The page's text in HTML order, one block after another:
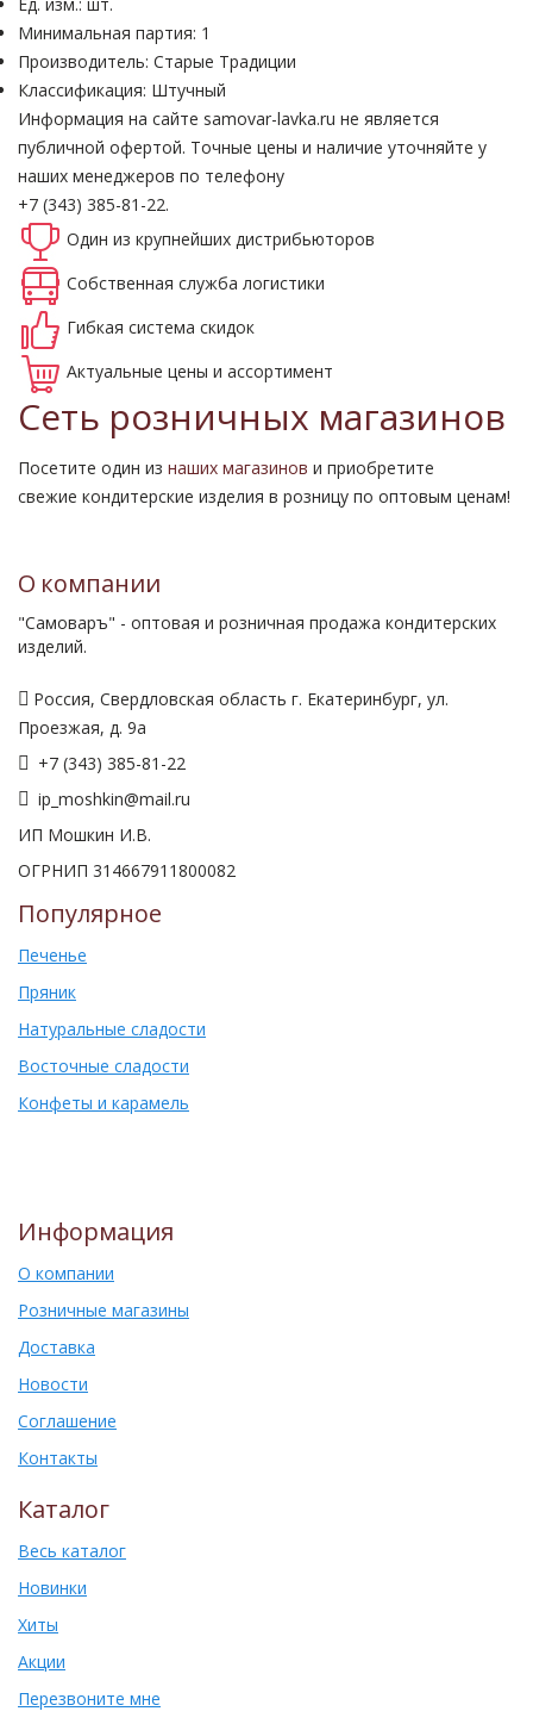
Минимальная партия: 1
Производитель: Старые Традиции
Классификация: Штучный
Информация на сайте samovar-lavka.ru не является
публичной офертой. Точные цены и наличие уточняйте у
наших менеджеров по телефону
+7 (343) 385-81-22.
Один из крупнейших дистрибьюторов
Собственная служба логистики
Гибкая система скидок
Актуальные цены и ассортимент
Сеть розничных магазинов
Посетите один из наших магазинов и приобретите
свежие кондитерские изделия в розницу по оптовым ценам!
О компании
"Самоваръ" - оптовая и розничная продажа кондитерских
изделий.
Россия, Свердловская область г. Екатеринбург, ул.
Проезжая, д. 9а
+7 (343) 385-81-22
ip_moshkin@mail.ru
ИП Мошкин И.В.
ОГРНИП 314667911800082
Популярное
Печенье
Пряник
Натуральные сладости
Восточные сладости
Конфеты и карамель
Информация
О компании
Розничные магазины
Доставка
Новости
Соглашение
Контакты
Каталог
Весь каталог
Новинки
Хиты
Акции
Перезвоните мне